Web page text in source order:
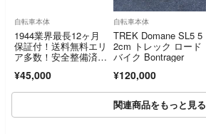
自転車本体
1944業界最長12ヶ月
保証付！送料無料エリ
ア多数！安全整備済
¥45,000
自転車本体
TREK Domane SL5 5
2cm トレック ロード
バイク Bontrager
¥120,000
関連商品をもっと見る